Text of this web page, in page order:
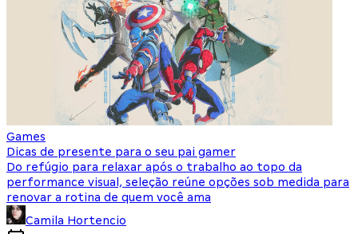
Games
Dicas de presente para o seu pai gamer
Do refúgio para relaxar após o trabalho ao topo da
performance visual, seleção reúne opções sob medida para
renovar a rotina de quem você ama
Camila Hortencio